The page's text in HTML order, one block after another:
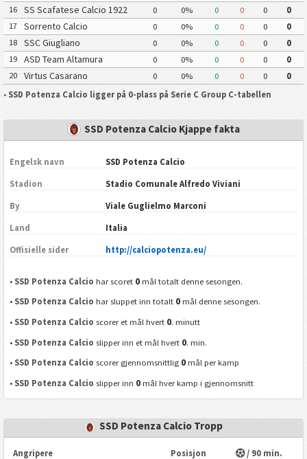
16
SS Scafatese Calcio 1922 0 0% 0 0 0
0
17
Sorrento Calcio 0 0% 0 0 0
0
18
SSC Giugliano 0 0% 0 0 0
0
19
ASD Team Altamura 0 0% 0 0 0
0
20
Virtus Casarano 0 0% 0 0 0
0
• SSD Potenza Calcio ligger på 0-plass på Serie C Group C-tabellen
SSD Potenza Calcio Kjappe fakta
Engelsk navn SSD Potenza Calcio
Stadion Stadio Comunale Alfredo Viviani
By Viale Guglielmo Marconi
Land Italia
Offisielle sider http://calciopotenza.eu/
• SSD Potenza Calcio har scoret 0 mål totalt denne sesongen.
• SSD Potenza Calcio har sluppet inn totalt 0 mål denne sesongen.
• SSD Potenza Calcio scorer et mål hvert 0. minutt
• SSD Potenza Calcio slipper inn et mål hvert 0. min.
• SSD Potenza Calcio scorer gjennomsnittlig 0 mål per kamp
• SSD Potenza Calcio slipper inn 0 mål hver kamp i gjennomsnitt
SSD Potenza Calcio Tropp
Angripere Posisjon / 90 min.